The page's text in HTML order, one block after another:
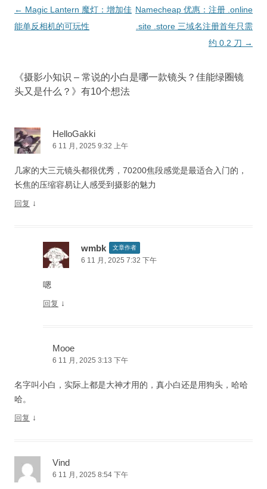
文
章
← Magic Lantern 魔灯：增加佳
能单反相机的可玩性
Namecheap 优惠：注册 .online
.site .store 三域名注册首年只需
约 0.2 刀 →
《摄影小知识 – 常说的小白是哪一款镜头？佳能绿圈镜
头又是什么？ 》有10个想法
HelloGakki
6 11 月, 2025 9:32 上午
几家的大三元镜头都很优秀，70200焦段感觉是最适合入门的，
长焦的压缩容易让人感受到摄影的魅力
回复 ↓
wmbk 文章作者
6 11 月, 2025 7:32 下午
嗯
回复 ↓
Mooe
6 11 月, 2025 3:13 下午
名字叫小白，实际上都是大神才用的，真小白还是用狗头，哈哈
哈。
回复 ↓
Vind
6 11 月, 2025 8:54 下午